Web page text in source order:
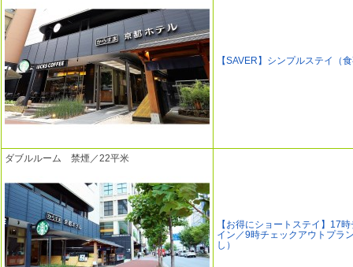
【SAVER】シンプルステイ（
ダブルルーム 禁煙／22平米
【お得にショートステイ】17
イン／9時チェックアウトプラ
し）